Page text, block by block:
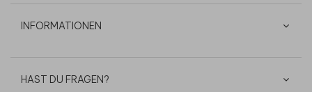
INFORMATIONEN
HAST DU FRAGEN?